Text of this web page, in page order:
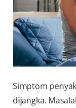
Simptom
dijangka.